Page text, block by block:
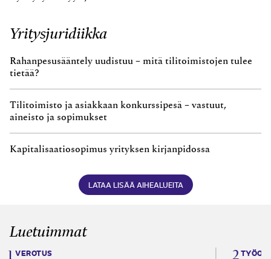
Yritysjuridiikka
Rahanpesusääntely uudistuu – mitä tilitoimistojen tulee
tietää?
Tilitoimisto ja asiakkaan konkurssipesä – vastuut,
aineisto ja sopimukset
Kapitalisaatiosopimus yrityksen kirjanpidossa
LATAA LISÄÄ AIHEALUEITA
Luetuimmat
VEROTUS